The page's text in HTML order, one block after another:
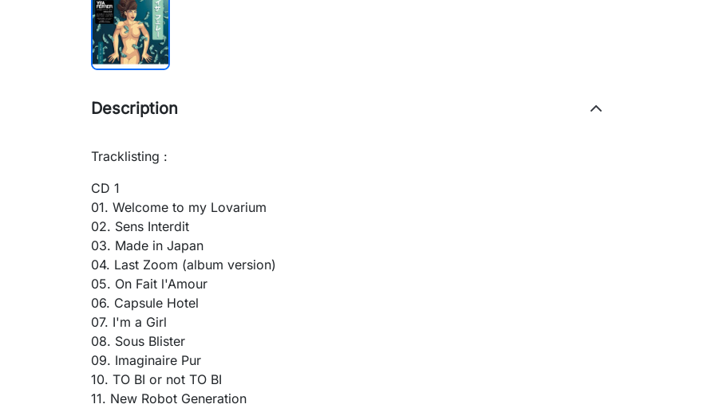
Description
Tracklisting :
CD 1
01. Welcome to my Lovarium
02. Sens Interdit
03. Made in Japan
04. Last Zoom (album version)
05. On Fait l'Amour
06. Capsule Hotel
07. I'm a Girl
08. Sous Blister
09. Imaginaire Pur
10. TO BI or not TO BI
11. New Robot Generation